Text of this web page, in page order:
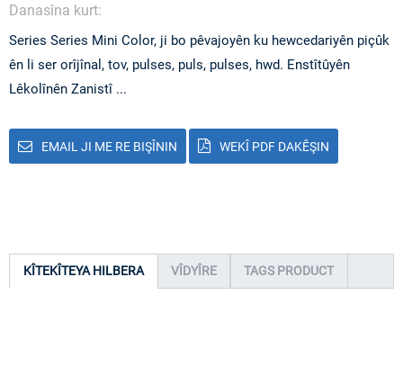
Danasîna kurt:
Series Series Mini Color, ji bo pêvajoyên ku hewcedariyên piçûk
ên li ser orîjînal, tov, pulses, puls, pulses, hwd. Enstîtûyên
Lêkolînên Zanistî ...
EMAIL JI ME RE BIŞÎNIN WEKÎ PDF DAKÊŞIN
KÎTEKÎTEYA HILBERA VÎDYÎRE TAGS PRODUCT